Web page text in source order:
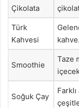
Çikolata
Türk
Kahvesi
kahve.
Smoothie
Taze
Soğuk Çay